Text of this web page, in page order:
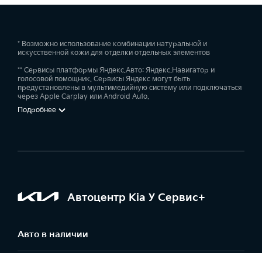
* Возможно использование комбинации натуральной и
искусственной кожи для отделки отдельных элементов
** Сервисы платформы Яндекс.Авто: Яндекс.Навигатор и
голосовой помощник. Сервисы Яндекс могут быть
предустановлены в мультимедийную систему или подключаться
через Apple Carplay или Android Auto.
Подробнее
Автоцентр Kia У Сервис+
Авто в наличии